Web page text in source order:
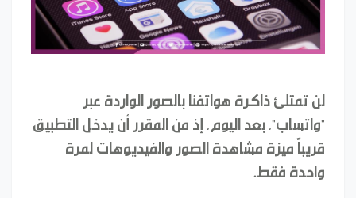
لن تمتلئ ذاكرة هواتفنا بالصور الواردة عبر
"واتساب"، بعد اليوم، إذ من المقرر أن يدخل التطبيق
قريباً ميزة مشاهدة الصور والفيديوهات لمرة
واحدة فقط.